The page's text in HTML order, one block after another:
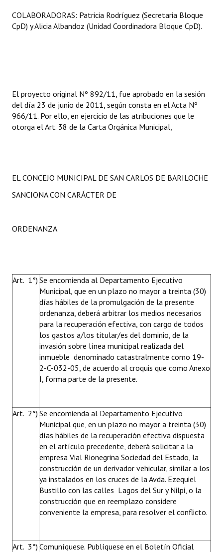
Antiguos Pobladores - Registro
Entrega de distinciones
REFORMA DE LA CARTA ORGÁNICA
COLABORADORAS: Patricia Rodríguez (Secretaria Bloque
CpD) y Alicia Albandoz (Unidad Coordinadora Bloque CpD).
El proyecto original Nº 892/11, fue aprobado en la sesión
del día 23 de junio de 2011, según consta en el Acta Nº
966/11. Por ello, en ejercicio de las atribuciones que le
otorga el Art. 38 de la Carta Orgánica Municipal,
EL CONCEJO MUNICIPAL DE SAN CARLOS DE BARILOCHE
SANCIONA CON CARÁCTER DE
ORDENANZA
Art. 1°) Se encomienda al Departamento Ejecutivo
Municipal, que en un plazo no mayor a treinta (30)
días hábiles de la promulgación de la presente
ordenanza, deberá arbitrar los medios necesarios
para la recuperación efectiva, con cargo de todos
los gastos a/los titular/es del dominio, de la
invasión sobre línea municipal realizada del
inmueble denominado catastralmente como 19-
2-C-032-05, de acuerdo al croquis que como Anexo
I, forma parte de la presente.
Art. 2°) Se encomienda al Departamento Ejecutivo
Municipal que, en un plazo no mayor a treinta (30)
días hábiles de la recuperación efectiva dispuesta
en el artículo precedente, deberá solicitar a la
empresa Vial Rionegrina Sociedad del Estado, la
construcción de un derivador vehicular, similar a los
ya instalados en los cruces de la Avda. Ezequiel
Bustillo con las calles Lagos del Sur y Nilpi, o la
construcción que en reemplazo considere
conveniente la empresa, para resolver el conflicto.
Art. 3°) Comuníquese. Publíquese en el Boletín Oficial